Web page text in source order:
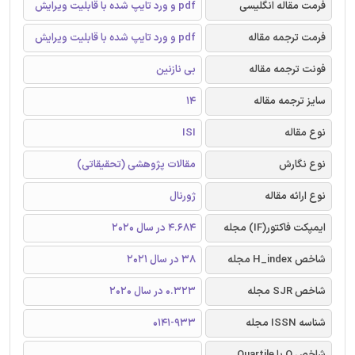
فرمت مقاله انگلیسی
pdf و ورد تایپ شده با قابلیت ویرایش
فرمت ترجمه مقاله
pdf و ورد تایپ شده با قابلیت ویرایش
فونت ترجمه مقاله
بی نازنین
سایز ترجمه مقاله
14
نوع مقاله
ISI
نوع نگارش
مقالات پژوهشی (تحقیقاتی)
نوع ارائه مقاله
ژورنال
ایمپکت فاکتور(IF) مجله
4.684 در سال 2020
شاخص H_index مجله
38 در سال 2021
شاخص SJR مجله
0.323 در سال 2020
شناسه ISSN مجله
0141-933